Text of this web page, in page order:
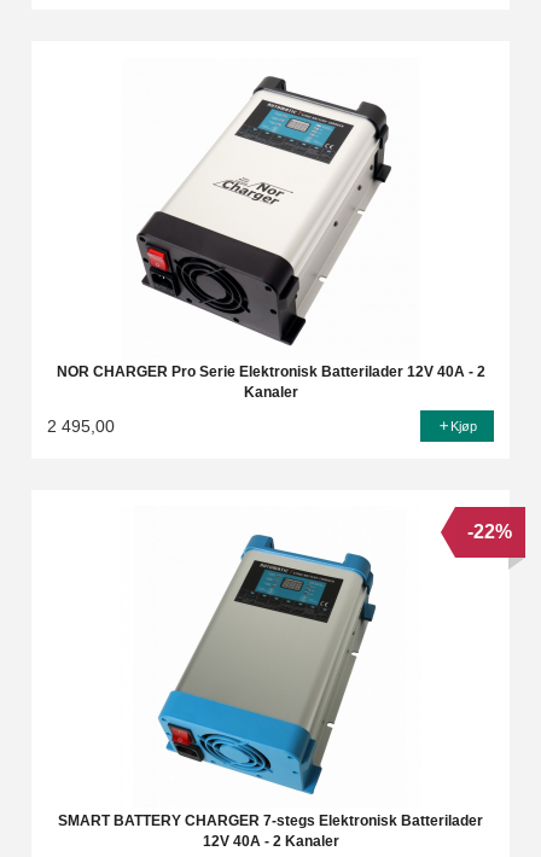
NOR CHARGER Pro Serie Elektronisk Batterilader 12V 40A - 2
Kanaler
2 495,00 Kjøp
SMART BATTERY CHARGER 7-stegs Elektronisk Batterilader
12V 40A - 2 Kanaler
-22%